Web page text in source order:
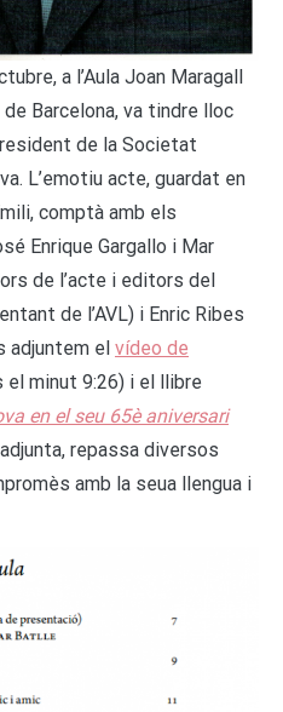
a l’Aula Joan Maragall
Barcelona, va tindre lloc
de la Societat
L’emotiu acte, guardat en
comptà amb els
Enrique Gargallo i Mar
de l’acte i editors del
de l’AVL) i Enric Ribes
adjuntem el vídeo de
el minut 9:26) i el llibre
en el seu 65è aniversari
repassa diversos
amb la seua llengua i